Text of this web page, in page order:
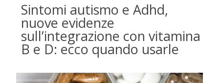
Sintomi autismo e Adhd,
nuove evidenze
sull’integrazione con vitamina
B e D: ecco quando usarle